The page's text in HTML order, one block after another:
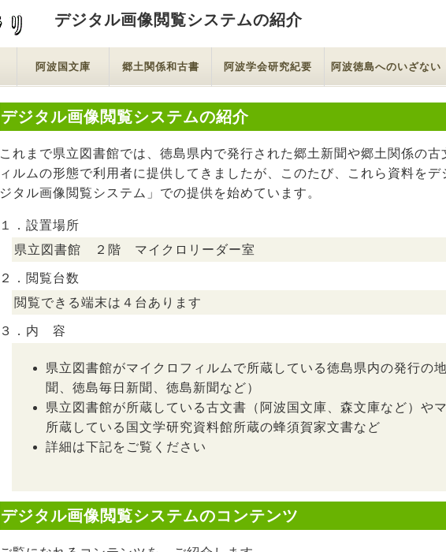
デジタル画像閲覧システムの紹介
阿波国文庫 郷土関係和古書 阿波学会研究紀要 阿波徳島へのいざない
デジタル画像閲覧システムの紹介
これまで県立図書館では、徳島県内で発行された郷土新聞や郷土関係の古
ィルムの形態で利用者に提供してきましたが、このたび、これら資料を
ジタル画像閲覧システム」での提供を始めています。
１．設置場所
県立図書館 ２階 マイクロリーダー室
２．閲覧台数
閲覧できる端末は４台あります
３．内 容
県立図書館がマイクロフィルムで所蔵している徳島県内の発行の
聞、徳島毎日新聞、徳島新聞など）
県立図書館が所蔵している古文書（阿波国文庫、森文庫など）や
所蔵している国文学研究資料館所蔵の蜂須賀家文書など
詳細は下記をご覧ください
デジタル画像閲覧システムのコンテンツ